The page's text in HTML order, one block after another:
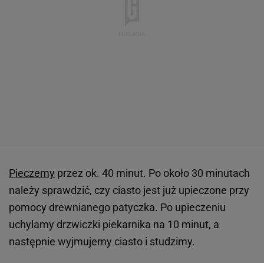
Pieczemy przez ok. 40 minut. Po około 30 minutach
należy sprawdzić, czy ciasto jest już upieczone przy
pomocy drewnianego patyczka. Po upieczeniu
uchylamy drzwiczki piekarnika na 10 minut, a
następnie wyjmujemy ciasto i studzimy.